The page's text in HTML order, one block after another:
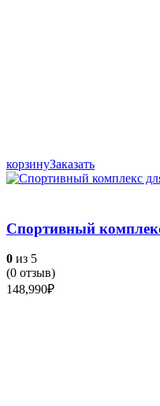
корзинуЗаказать
Спортивный
0 из 5
(0 отзыв)
148,990₽